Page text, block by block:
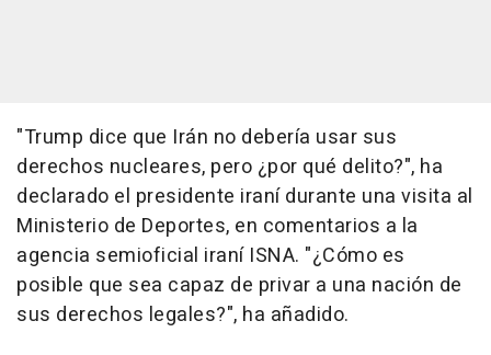
"Trump dice que Irán no debería usar sus
derechos nucleares, pero ¿por qué delito?", ha
declarado el presidente iraní durante una visita al
Ministerio de Deportes, en comentarios a la
agencia semioficial iraní ISNA. "¿Cómo es
posible que sea capaz de privar a una nación de
sus derechos legales?", ha añadido.